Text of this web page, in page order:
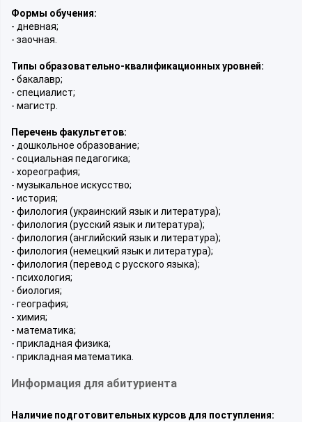
Формы обучения:
- дневная;
- заочная.
Типы образовательно-квалификационных уровней:
- бакалавр;
- специалист;
- магистр.
Перечень факультетов:
- дошкольное образование;
- социальная педагогика;
- хореография;
- музыкальное искусство;
- история;
- филология (украинский язык и литература);
- филология (русский язык и литература);
- филология (английский язык и литература);
- филология (немецкий язык и литература);
- филология (перевод с русского языка);
- психология;
- биология;
- география;
- химия;
- математика;
- прикладная физика;
- прикладная математика.
Информация для абитуриента
Наличие подготовительных курсов для поступления: